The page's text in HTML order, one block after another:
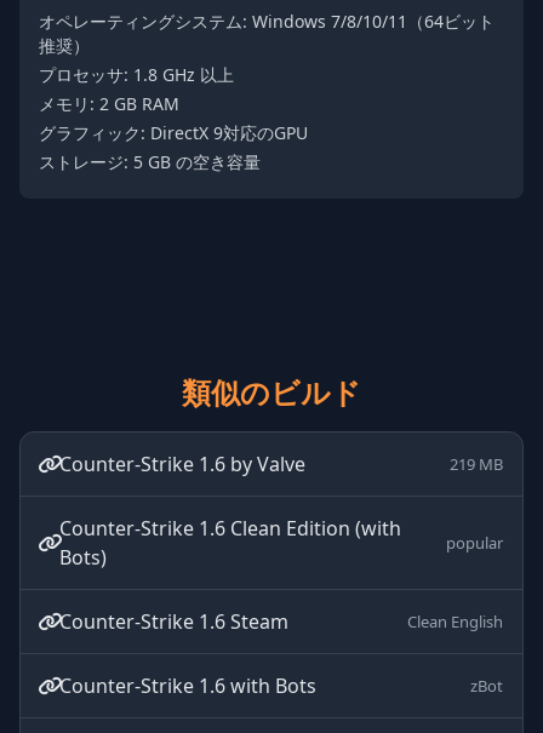
オペレーティングシステム: Windows 7/8/10/11（64ビット
推奨）
プロセッサ: 1.8 GHz 以上
メモリ: 2 GB RAM
グラフィック: DirectX 9対応のGPU
ストレージ: 5 GB の空き容量
類似のビルド
Counter-Strike 1.6 by Valve 219 MB
Counter-Strike 1.6 Clean Edition (with
Bots)
popular
Counter-Strike 1.6 Steam Clean English
Counter-Strike 1.6 with Bots zBot